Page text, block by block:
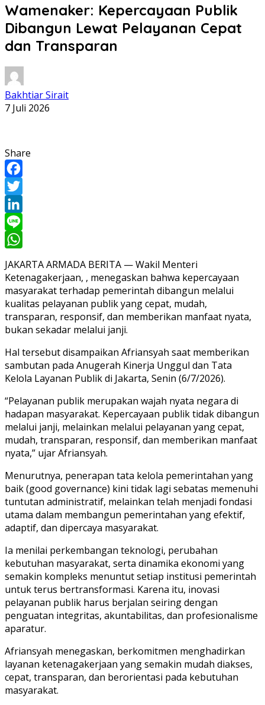
Wamenaker: Kepercayaan Publik
Dibangun Lewat Pelayanan Cepat
dan Transparan
Bakhtiar Sirait
7 Juli 2026
Share
Facebook
Twitter
LinkedIn
Line
JAKARTA ARMADA BERITA — Wakil Menteri
Ketenagakerjaan, , menegaskan bahwa kepercayaan
masyarakat terhadap pemerintah dibangun melalui
kualitas pelayanan publik yang cepat, mudah,
transparan, responsif, dan memberikan manfaat nyata,
bukan sekadar melalui janji.
Hal tersebut disampaikan Afriansyah saat memberikan
sambutan pada Anugerah Kinerja Unggul dan Tata
Kelola Layanan Publik di Jakarta, Senin (6/7/2026).
“Pelayanan publik merupakan wajah nyata negara di
hadapan masyarakat. Kepercayaan publik tidak dibangun
melalui janji, melainkan melalui pelayanan yang cepat,
mudah, transparan, responsif, dan memberikan manfaat
nyata,” ujar Afriansyah.
Menurutnya, penerapan tata kelola pemerintahan yang
baik (good governance) kini tidak lagi sebatas memenuhi
tuntutan administratif, melainkan telah menjadi fondasi
utama dalam membangun pemerintahan yang efektif,
adaptif, dan dipercaya masyarakat.
Ia menilai perkembangan teknologi, perubahan
kebutuhan masyarakat, serta dinamika ekonomi yang
semakin kompleks menuntut setiap institusi pemerintah
untuk terus bertransformasi. Karena itu, inovasi
pelayanan publik harus berjalan seiring dengan
penguatan integritas, akuntabilitas, dan profesionalisme
aparatur.
Afriansyah menegaskan, berkomitmen menghadirkan
layanan ketenagakerjaan yang semakin mudah diakses,
cepat, transparan, dan berorientasi pada kebutuhan
masyarakat.